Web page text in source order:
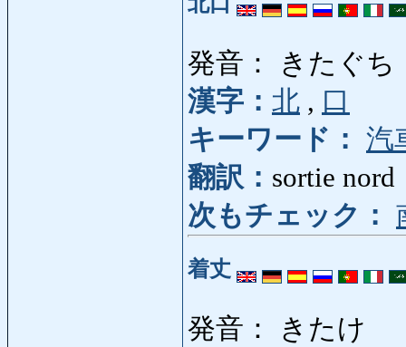
発音： きたぐち
漢字： 北 , 口
キーワード： 汽
翻訳： sortie nord
次もチェック：
着丈
発音： きたけ